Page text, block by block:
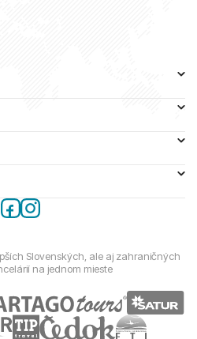
Slovenských, ale aj zahraničných
na jednom mieste